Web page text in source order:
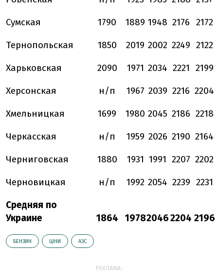
Сумская 1790 1889 1948 2176 2172
Тернопольская 1850 2019 2002 2249 2122
Харьковская 2090 1971 2034 2221 2199
Херсонская н/п 1967 2039 2216 2204
Хмельницкая 1699 1980 2045 2186 2218
Черкасская н/п 1959 2026 2190 2164
Черниговская 1880 1931 1991 2207 2202
Черновицкая н/п 1992 2054 2239 2231
Средняя по
Украине
1864 197820462204 2196
БЕНЗИН ЦІНИ АЗС
РЕКЛАМА: